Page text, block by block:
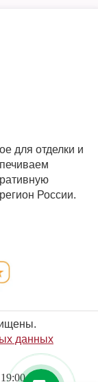
для отделки и
России.
данных